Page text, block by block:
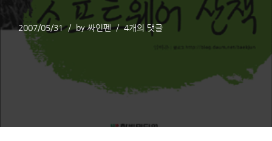
2007/05/31 by싸인펜 4개의 댓글